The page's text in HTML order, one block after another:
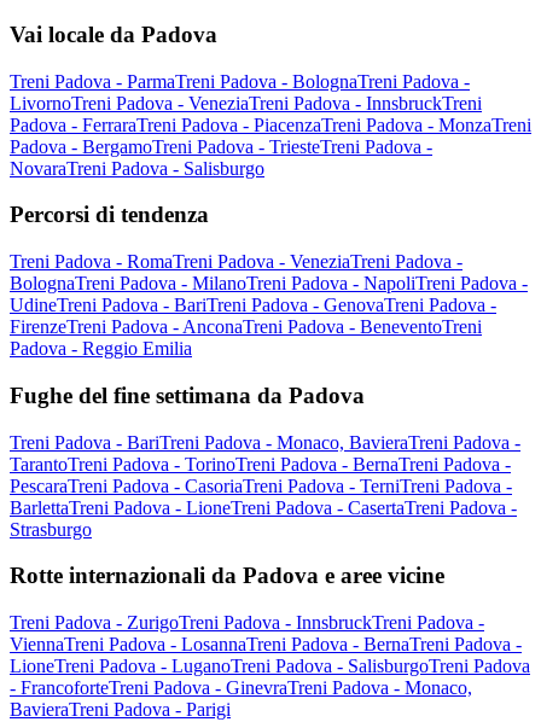
Vai locale da Padova
Treni Padova - ParmaTreni Padova - BolognaTreni Padova -
LivornoTreni Padova - VeneziaTreni Padova - InnsbruckTreni
Padova - FerraraTreni Padova - PiacenzaTreni Padova - MonzaTreni
Padova - BergamoTreni Padova - TriesteTreni Padova -
NovaraTreni Padova - Salisburgo
Percorsi di tendenza
Treni Padova - RomaTreni Padova - VeneziaTreni Padova -
BolognaTreni Padova - MilanoTreni Padova - NapoliTreni Padova -
UdineTreni Padova - BariTreni Padova - GenovaTreni Padova -
FirenzeTreni Padova - AnconaTreni Padova - BeneventoTreni
Padova - Reggio Emilia
Fughe del fine settimana da Padova
Treni Padova - BariTreni Padova - Monaco, BavieraTreni Padova -
TarantoTreni Padova - TorinoTreni Padova - BernaTreni Padova -
PescaraTreni Padova - CasoriaTreni Padova - TerniTreni Padova -
BarlettaTreni Padova - LioneTreni Padova - CasertaTreni Padova -
Strasburgo
Rotte internazionali da Padova e aree vicine
Treni Padova - ZurigoTreni Padova - InnsbruckTreni Padova -
ViennaTreni Padova - LosannaTreni Padova - BernaTreni Padova -
LioneTreni Padova - LuganoTreni Padova - SalisburgoTreni Padova
- FrancoforteTreni Padova - GinevraTreni Padova - Monaco,
BavieraTreni Padova - Parigi